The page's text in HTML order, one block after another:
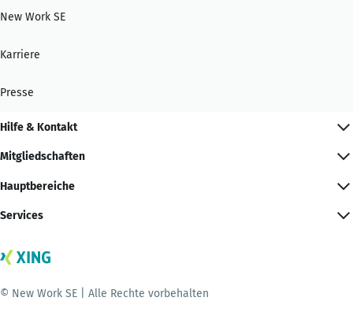
New Work SE
Karriere
Presse
Hilfe & Kontakt
Mitgliedschaften
Hauptbereiche
Services
© New Work SE | Alle Rechte vorbehalten